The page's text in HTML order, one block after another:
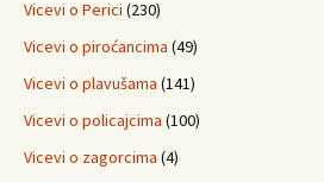
Vicevi o Perici (230)
Vicevi o piroćancima (49)
Vicevi o plavušama (141)
Vicevi o policajcima (100)
Vicevi o zagorcima (4)